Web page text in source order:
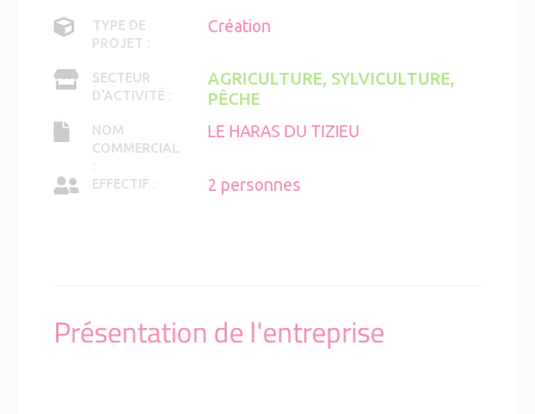
TYPE DE
PROJET :
Création
SECTEUR
D'ACTIVITÉ :
AGRICULTURE, SYLVICULTURE,
PÊCHE
NOM
COMMERCIAL
:
LE HARAS DU TIZIEU
EFFECTIF : 2 personnes
Présentation de l'entreprise